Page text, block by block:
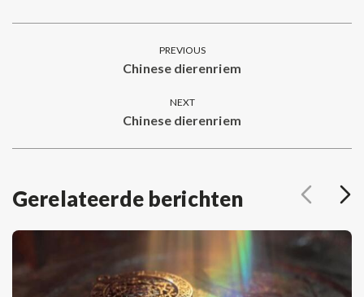
FacebookTwitterPinterestLinkedInWhatsApp
navigation
PREVIOUS
Previous
Chinese dierenriem
NEXT
Next
post:
Chinese dierenriem
Gerelateerde berichten